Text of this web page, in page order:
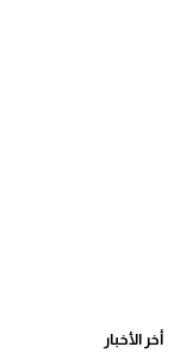
أخر الأخبار